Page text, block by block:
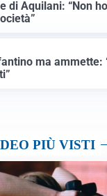
di Aquilani: “Non
ma ammette:
PIÙ VISTI